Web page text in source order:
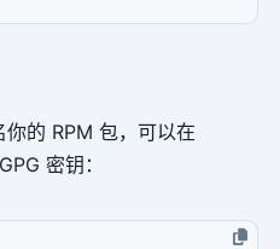
的 RPM 包，可以在
密钥：